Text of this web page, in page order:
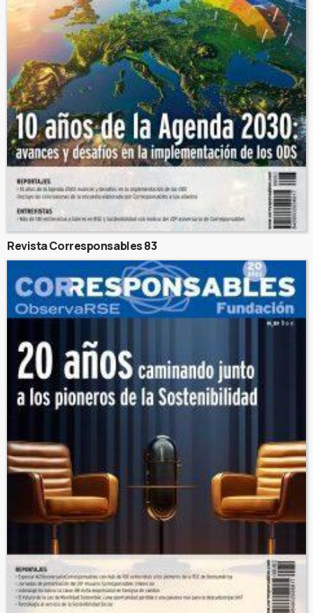
Revista Corresponsables 83